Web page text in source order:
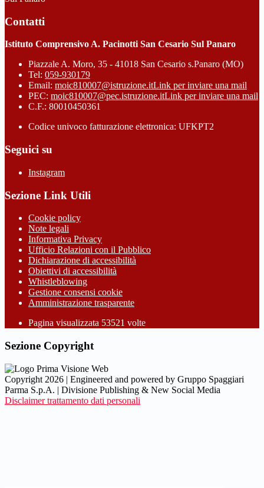
Contatti
Istituto Comprensivo A. Pacinotti San Cesario Sul Panaro
Piazzale A. Moro, 35 - 41018 San Cesario s.Panaro (MO)
Tel: 059-930179
Email: moic810007@istruzione.itLink per inviare una mail
PEC: moic810007@pec.istruzione.itLink per inviare una mail
C.F.: 80010450361
Codice univoco fatturazione elettronica: UFKPT2
Seguici su
Instagram
Sezione Link Utili
Cookie policy
Note legali
Informativa Privacy
Ufficio Relazioni con il Pubblico
Dichiarazione di accessibilità
Obiettivi di accessibilità
Whistleblowing
Gestione consensi cookie
Amministrazione trasparente
Pagina visualizzata 53521 volte
Sezione Copyright
Copyright 2026 | Engineered and powered by Gruppo Spaggiari
Parma S.p.A. | Divisione Publishing & New Social Media
Disclaimer trattamento dati personali